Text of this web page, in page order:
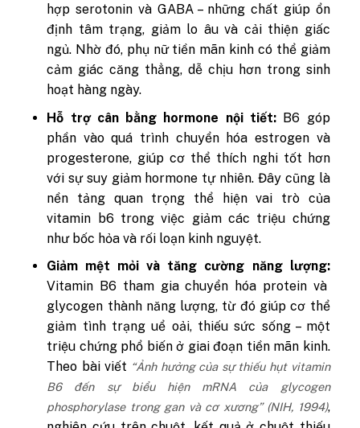
hợp serotonin và GABA – những chất giúp ổn
định tâm trạng, giảm lo âu và cải thiện giấc
ngủ. Nhờ đó, phụ nữ tiền mãn kinh có thể giảm
cảm giác căng thẳng, dễ chịu hơn trong sinh
hoạt hàng ngày.
Hỗ trợ cân bằng hormone nội tiết: B6 góp
phần vào quá trình chuyển hóa estrogen và
progesterone, giúp cơ thể thích nghi tốt hơn
với sự suy giảm hormone tự nhiên. Đây cũng là
nền tảng quan trọng thể hiện vai trò của
vitamin b6 trong việc giảm các triệu chứng
như bốc hỏa và rối loạn kinh nguyệt.
Giảm mệt mỏi và tăng cường năng lượng:
Vitamin B6 tham gia chuyển hóa protein và
glycogen thành năng lượng, từ đó giúp cơ thể
giảm tình trạng uể oải, thiếu sức sống – một
triệu chứng phổ biến ở giai đoạn tiền mãn kinh.
Theo bài viết “Ảnh hưởng của sự thiếu hụt vitamin
B6 đến sự biểu hiện mRNA của glycogen
phosphorylase trong gan và cơ xương” (NIH, 1994),